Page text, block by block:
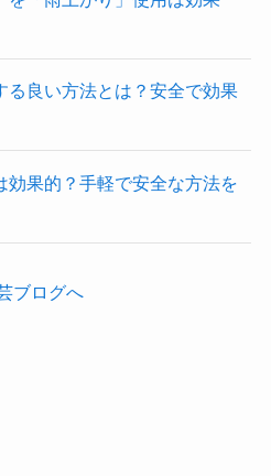
る良い方法とは？安全で効果
効果的？手軽で安全な方法を